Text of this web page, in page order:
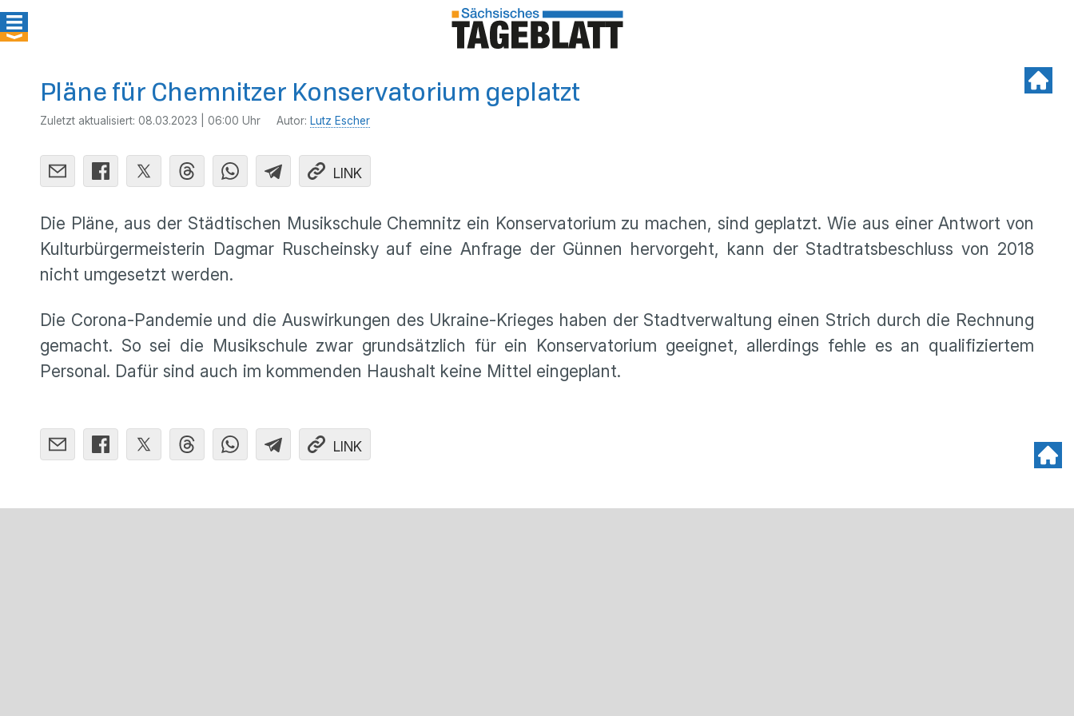
Pläne für Chemnitzer Konservatorium geplatzt
Zuletzt aktualisiert: 08.03.2023 | 06:00 Uhr Autor: Lutz Escher
LINK
Die Pläne, aus der Städtischen Musikschule Chemnitz ein Konservatorium zu machen, sind geplatzt. Wie aus einer Antwort von
Kulturbürgermeisterin Dagmar Ruscheinsky auf eine Anfrage der Günnen hervorgeht, kann der Stadtratsbeschluss von 2018
nicht umgesetzt werden.
Die Corona-Pandemie und die Auswirkungen des Ukraine-Krieges haben der Stadtverwaltung einen Strich durch die Rechnung
gemacht. So sei die Musikschule zwar grundsätzlich für ein Konservatorium geeignet, allerdings fehle es an qualifiziertem
Personal. Dafür sind auch im kommenden Haushalt keine Mittel eingeplant.
LINK